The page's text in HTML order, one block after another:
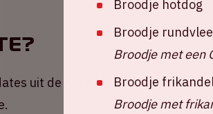
uit de ArenA! Mis niks en meld
Broodje hotdog
Broodje
Broodje met een
Broodje
Broodje met